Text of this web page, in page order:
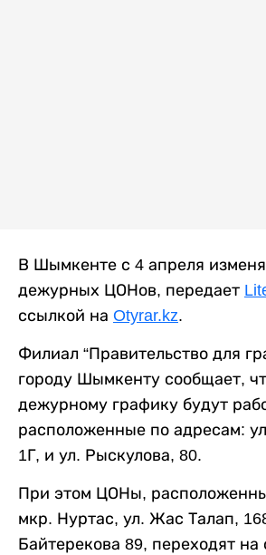
В Шымкенте с 4 апреля
дежурных ЦОНов, передает
ссылкой на Otyrar.kz.
Филиал “Правительство для
городу Шымкенту сообщает,
дежурному графику будут
расположенные по адресам:
1Г, и ул. Рыскулова, 80.
При этом ЦОНы,
мкр. Нуртас, ул. Жас Талап,
Байтерекова 89, переходят